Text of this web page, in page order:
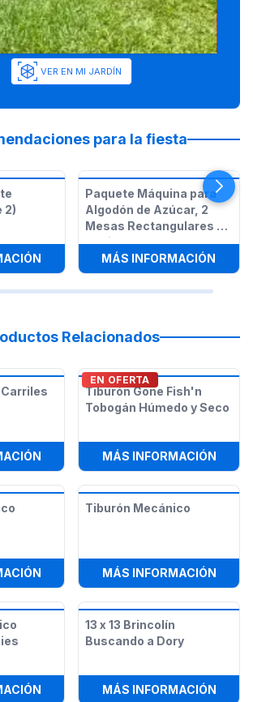
VER EN MI JARDÍN
para la fiesta
2)
: CORNHOLE GIGANTE INFLABLE
Paquete Máquina para
Algodón de Azúcar, 2
Mesas Rectangulares y
12 Sillas
MÁS INFORMACIÓN
Relacionados
: DESLIZABLE DE 3 CARRILES PARA
EN OFERTA
Tiburón Gone Fish'n
Tobogán Húmedo y Seco
MÁS INFORMACIÓN:
: TIBURÓN MECÁNICO ARCOÍRIS
Tiburón Mecánico
MÁS INFORMACIÓN:
: TOBOGÁN ACUÁTICO NIÁGARA DE
13 x 13 Brincolín
Buscando a Dory
MÁS INFORMACIÓN: